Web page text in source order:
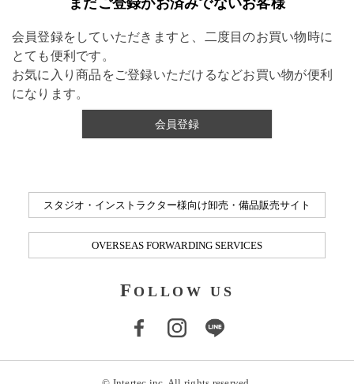
会員登録をしていただきますと、二度目のお買い物時に
とても便利です。
お気に入り商品をご登録いただけるなどお買い物が便利
になります。
会員登録
スタジオ・インストラクター様向け卸売・備品販売サイト
OVERSEAS FORWARDING SERVICES
F OLLOW US